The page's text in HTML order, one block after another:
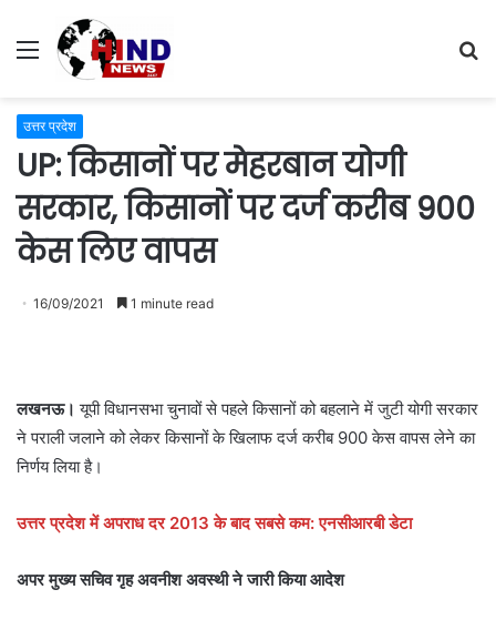
Menu
उत्तर प्रदेश
UP: किसानों पर मेहरबान योगी
सरकार, किसानों पर दर्ज करीब 900
केस लिए वापस
16/09/2021 1 minute read
लखनऊ। यूपी विधानसभा चुनावों से पहले किसानों को बहलाने में जुटी योगी सरकार
ने पराली जलाने को लेकर किसानों के खिलाफ दर्ज करीब 900 केस वापस लेने का
निर्णय लिया है।
उत्तर प्रदेश में अपराध दर 2013 के बाद सबसे कम: एनसीआरबी डेटा
अपर मुख्य सचिव गृह अवनीश अवस्थी ने जारी किया आदेश